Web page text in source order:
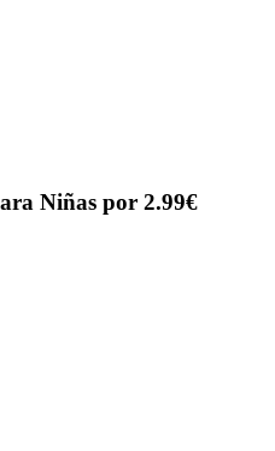
Niñas por 2.99€